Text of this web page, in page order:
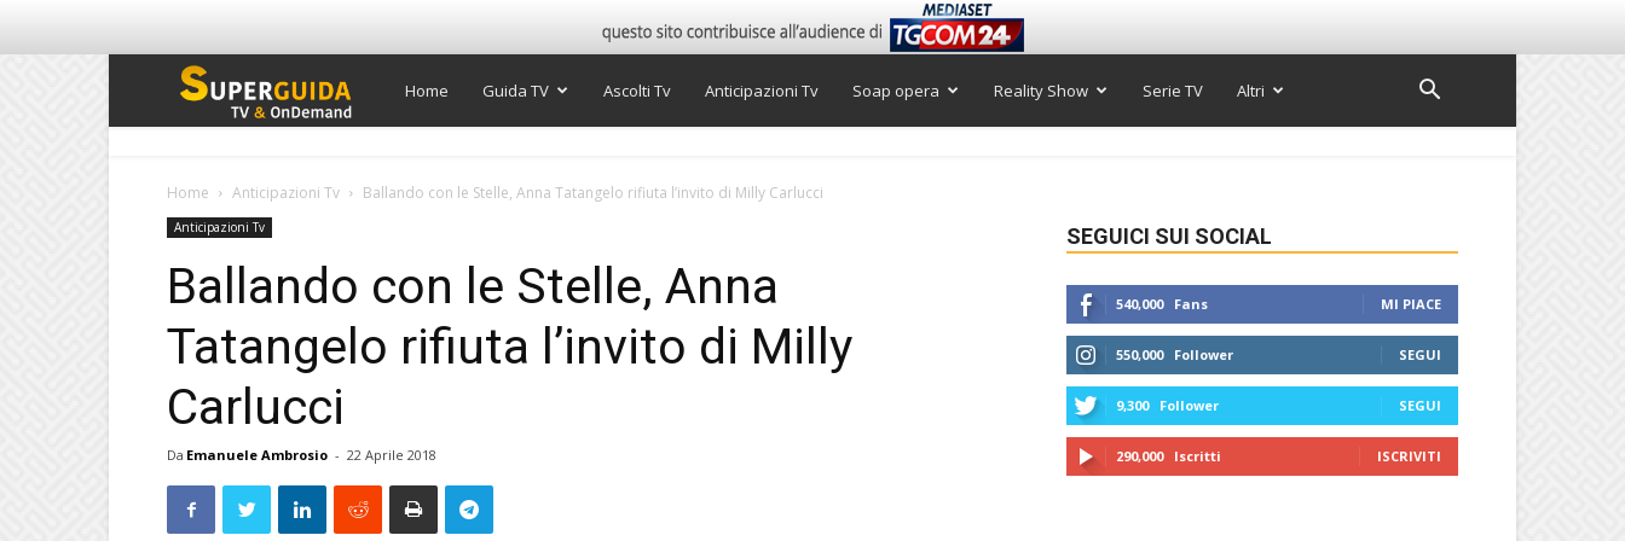
Super
Home Guida TV Ascolti Tv Anticipazioni Tv Soap opera Reality Show Serie TV Altri
Home Anticipazioni Tv Ballando con le Stelle, Anna Tatangelo rifiuta l’invito di Milly Carlucci
Anticipazioni Tv
Ballando con le Stelle, Anna
Tatangelo rifiuta l’invito di Milly
Carlucci
Da Emanuele Ambrosio - 22 Aprile 2018
SEGUICI SUI SOCIAL
540,000 Fans MI PIACE
550,000 Follower SEGUI
9,300 Follower SEGUI
290,000 Iscritti ISCRIVITI